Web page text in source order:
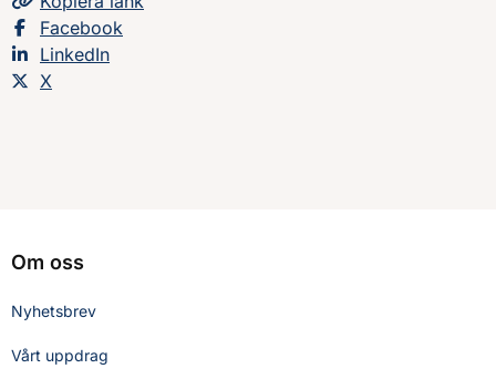
Dela sidan på
Facebook
Dela sidan på
LinkedIn
Dela sidan på
X
Om oss
Nyhetsbrev
Vårt uppdrag